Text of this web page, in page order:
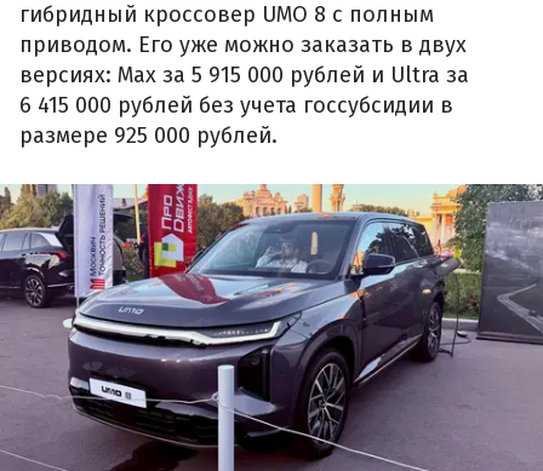
гибридный кроссовер UMO 8 с полным
приводом. Его уже можно заказать в двух
версиях: Max за 5 915 000 рублей и Ultra за
6 415 000 рублей без учета госсубсидии в
размере 925 000 рублей.